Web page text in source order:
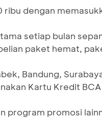
ribu dengan
setiap bulan
paket hemat,
Bandung,
Kartu Kredit
program promosi